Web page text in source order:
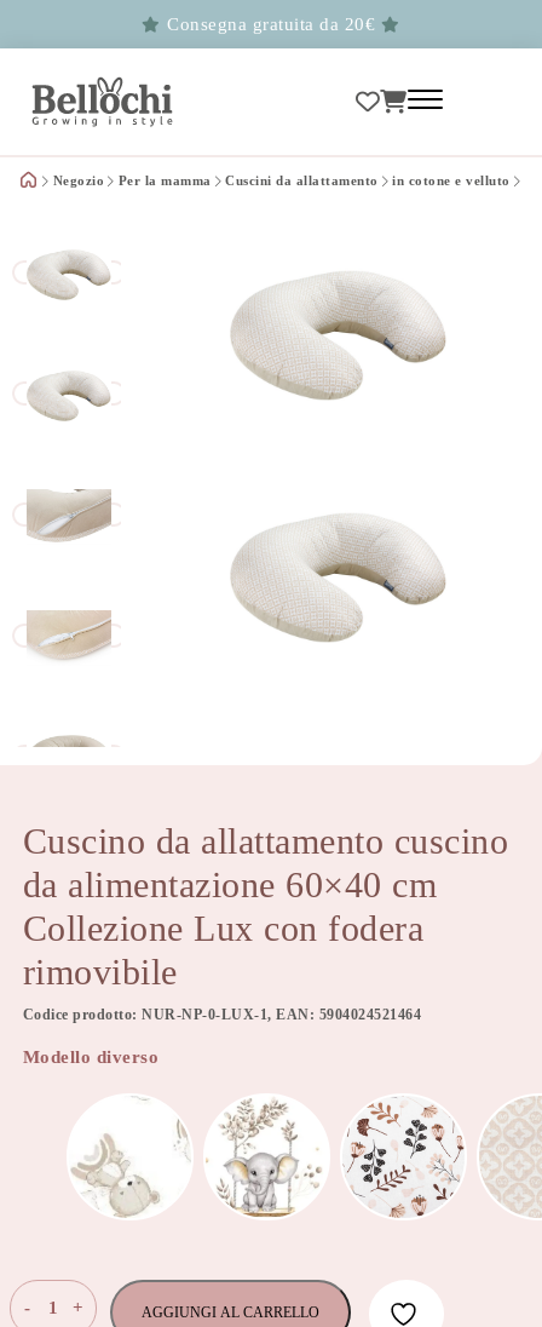
Consegna gratuita da 20€
Negozio Per la mamma Cuscini da allattamento in cotone e velluto
Cuscino da allattamento cuscino
da alimentazione 60×40 cm
Collezione Lux con fodera
rimovibile
Codice prodotto: NUR-NP-0-LUX-1, EAN: 5904024521464
Modello diverso
-
Cuscino
+ AGGIUNGI AL CARRELLO